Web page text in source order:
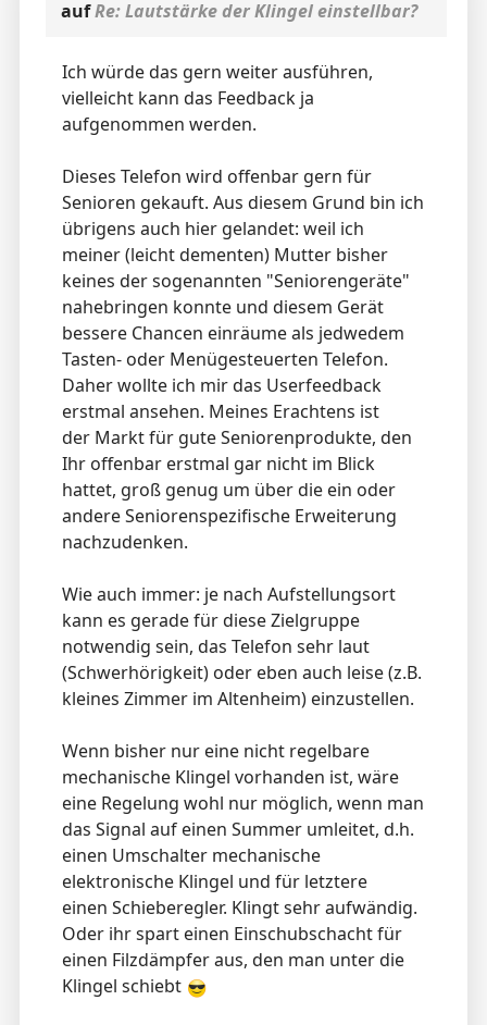
aufRe: Lautstärke der Klingel einstellbar?
Ich würde das gern weiter ausführen,
vielleicht kann das Feedback ja
aufgenommen werden.
Dieses Telefon wird offenbar gern für
Senioren gekauft. Aus diesem Grund bin ich
übrigens auch hier gelandet: weil ich
meiner (leicht dementen) Mutter bisher
keines der sogenannten "Seniorengeräte"
nahebringen konnte und diesem Gerät
bessere Chancen einräume als jedwedem
Tasten- oder Menügesteuerten Telefon.
Daher wollte ich mir das Userfeedback
erstmal ansehen. Meines Erachtens ist
der Markt für gute Seniorenprodukte, den
Ihr offenbar erstmal gar nicht im Blick
hattet, groß genug um über die ein oder
andere Seniorenspezifische Erweiterung
nachzudenken.
Wie auch immer: je nach Aufstellungsort
kann es gerade für diese Zielgruppe
notwendig sein, das Telefon sehr laut
(Schwerhörigkeit) oder eben auch leise (z.B.
kleines Zimmer im Altenheim) einzustellen.
Wenn bisher nur eine nicht regelbare
mechanische Klingel vorhanden ist, wäre
eine Regelung wohl nur möglich, wenn man
das Signal auf einen Summer umleitet, d.h.
einen Umschalter mechanische
elektronische Klingel und für letztere
einen Schieberegler. Klingt sehr aufwändig.
Oder ihr spart einen Einschubschacht für
einen Filzdämpfer aus, den man unter die
Klingel schiebt